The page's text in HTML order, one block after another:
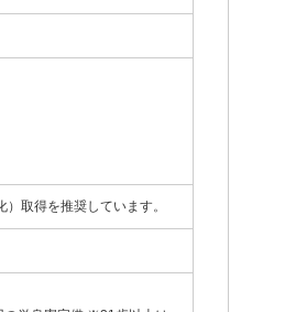
取得を推奨しています。